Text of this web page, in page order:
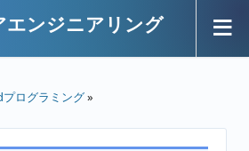
エンジニアリング
ログラミング»